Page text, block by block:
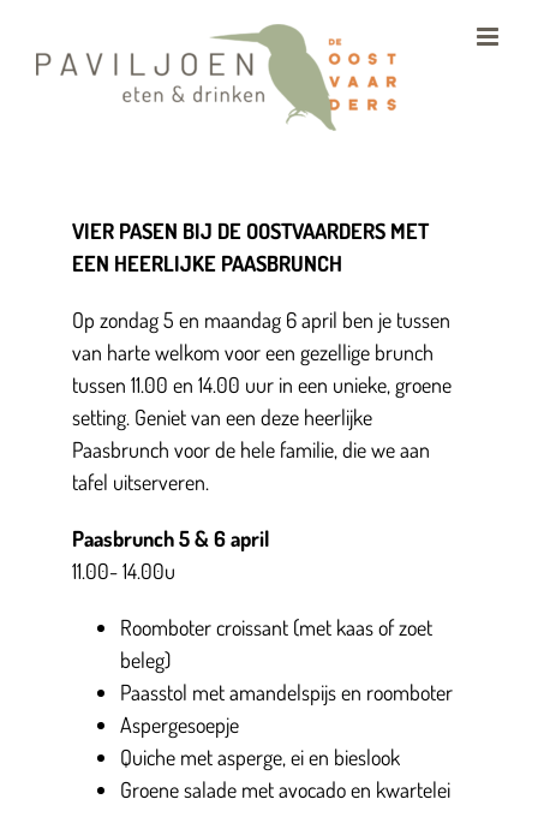
inhoud
VIER PASEN BIJ DE OOSTVAARDERS MET
EEN HEERLIJKE PAASBRUNCH
Op zondag 5 en maandag 6 april ben je tussen
van harte welkom voor een gezellige brunch
tussen 11.00 en 14.00 uur in een unieke, groene
setting. Geniet van een deze heerlijke
Paasbrunch voor de hele familie, die we aan
tafel uitserveren.
Paasbrunch 5 & 6 april
11.00- 14.00u
Roomboter croissant (met kaas of zoet
beleg)
Paasstol met amandelspijs en roomboter
Aspergesoepje
Quiche met asperge, ei en bieslook
Groene salade met avocado en kwartelei